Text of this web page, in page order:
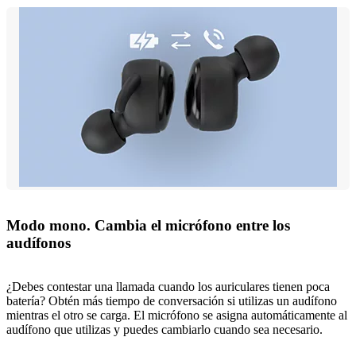
Modo mono. Cambia el micrófono entre los
audífonos
¿Debes contestar una llamada cuando los auriculares tienen poca
batería? Obtén más tiempo de conversación si utilizas un audífono
mientras el otro se carga. El micrófono se asigna automáticamente al
audífono que utilizas y puedes cambiarlo cuando sea necesario.